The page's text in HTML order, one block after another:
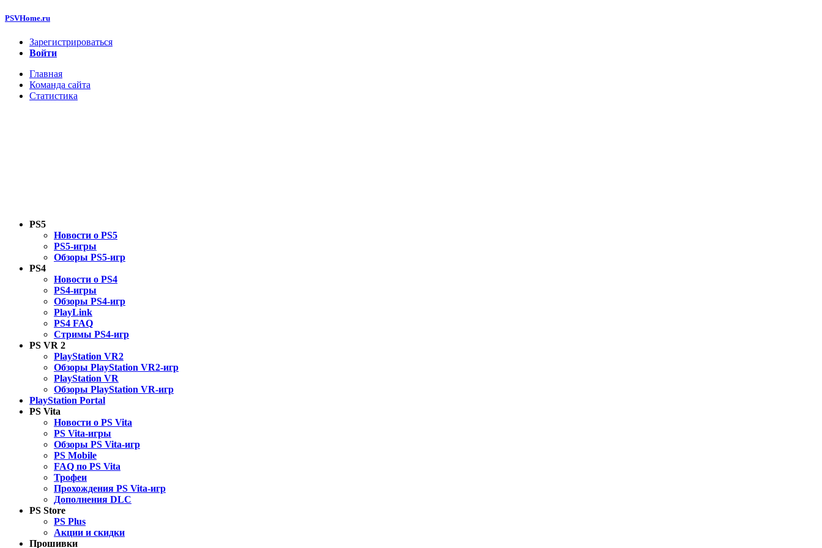
PSVHome.ru
Зарегистрироваться
Войти
Главная
Команда сайта
Статистика
PS5
Новости о PS5
PS5-игры
Обзоры PS5-игр
PS4
Новости о PS4
PS4-игры
Обзоры PS4-игр
PlayLink
PS4 FAQ
Стримы PS4-игр
PS VR 2
PlayStation VR2
Обзоры PlayStation VR2-игр
PlayStation VR
Обзоры PlayStation VR-игр
PlayStation Portal
PS Vita
Новости о PS Vita
PS Vita-игры
Обзоры PS Vita-игр
PS Mobile
FAQ по PS Vita
Трофеи
Прохождения PS Vita-игр
Дополнения DLC
PS Store
PS Plus
Акции и скидки
Прошивки